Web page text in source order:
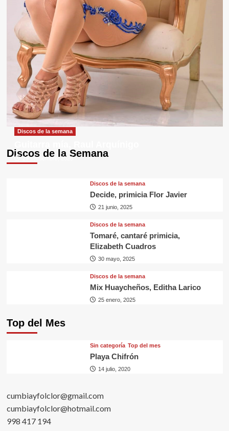
Discos de la Semana
Discos de la semana
29 septiembre, 2025
Discos de la semana
Decide, primicia Flor Javier
21 junio, 2025
Discos de la semana
Tomaré, cantaré primicia,
Elizabeth Cuadros
30 mayo, 2025
Discos de la semana
Mix Huaycheños, Editha Larico
25 enero, 2025
Top del Mes
Sin categorí­a Top del mes
Playa Chifrón
14 julio, 2020
cumbiayfolclor@gmail.com
cumbiayfolclor@hotmail.com
998 417 194